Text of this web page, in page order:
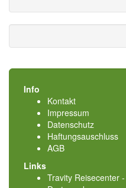
Info
Kontakt
Impressum
Datenschutz
Haftungsauschluss
AGB
Links
Travity Reisecenter